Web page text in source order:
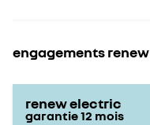
engagements renew
renew electric
garantie12 mois